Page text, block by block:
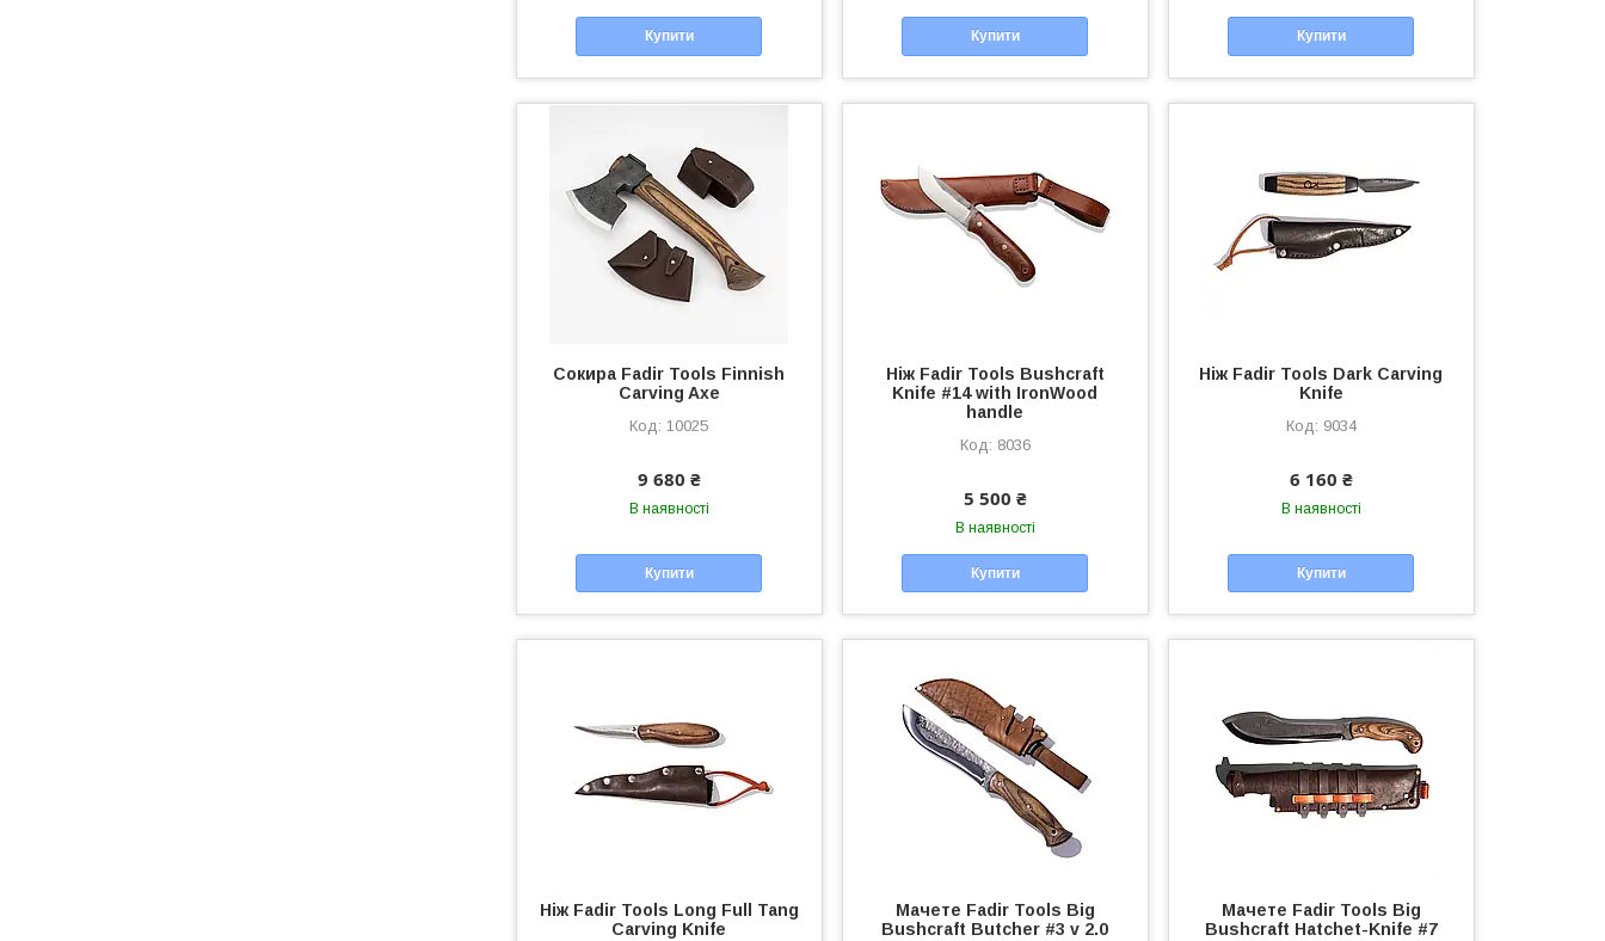
Купити Купити Купити
Сокира Fadir Tools Finnish
Carving Axe
10025
9 680 ₴
В наявності
Купити
Ніж Fadir Tools Bushcraft
Knife #14 with IronWood
handle
8036
5 500 ₴
В наявності
Купити
Ніж Fadir Tools Dark Carving
Knife
9034
6 160 ₴
В наявності
Купити
Ніж Fadir Tools Long Full Tang
Carving Knife
Мачете Fadir Tools Big
Bushcraft Butcher #3 v 2.0
Мачете Fadir Tools Big
Bushcraft Hatchet-Knife #7